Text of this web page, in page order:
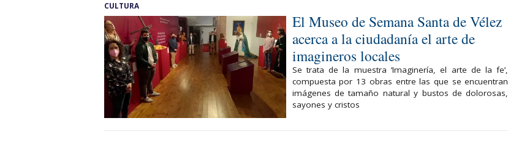
CULTURA
El Museo de Semana Santa de Vélez
acerca a la ciudadanía el arte de
imagineros locales
Se trata de la muestra ‘Imaginería, el arte de la fe’,
compuesta por 13 obras entre las que se encuentran
imágenes de tamaño natural y bustos de dolorosas,
sayones y cristos